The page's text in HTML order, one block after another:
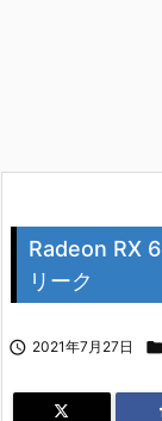
Radeon RX
リーク
 2021年7月27日 